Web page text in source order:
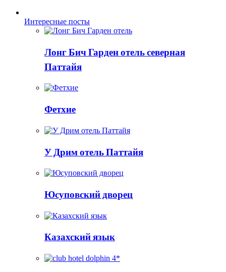
Интересные посты
Лонг Бич Гарден отель северная
Паттайя
Фетхие
У Дрим отель Паттайя
Юсуповский дворец
Казахский язык